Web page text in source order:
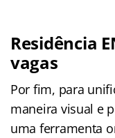
Residência
vagas
Por fim, para
maneira visual e
uma ferramenta